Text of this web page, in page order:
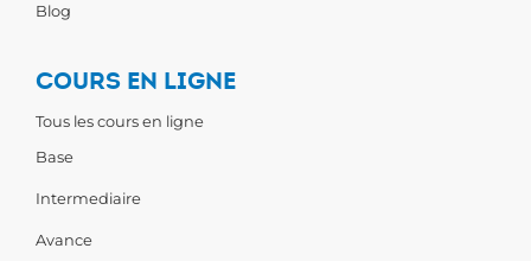
Blog
COURS EN LIGNE
Tous les cours en ligne
Base
Intermediaire
Avance